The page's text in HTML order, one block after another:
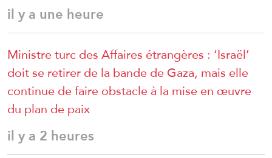
il y a une heure
Ministre turc des Affaires étrangères : ‘Israël’
doit se retirer de la bande de Gaza, mais elle
continue de faire obstacle à la mise en œuvre
du plan de paix
il y a 2 heures